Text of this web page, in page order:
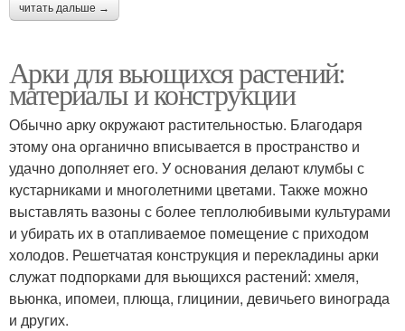
читать дальше →
Арки для вьющихся растений:
материалы и конструкции
Обычно арку окружают растительностью. Благодаря
этому она органично вписывается в пространство и
удачно дополняет его. У основания делают клумбы с
кустарниками и многолетними цветами. Также можно
выставлять вазоны с более теплолюбивыми культурами
и убирать их в отапливаемое помещение с приходом
холодов. Решетчатая конструкция и перекладины арки
служат подпорками для вьющихся растений: хмеля,
вьюнка, ипомеи, плюща, глицинии, девичьего винограда
и других.